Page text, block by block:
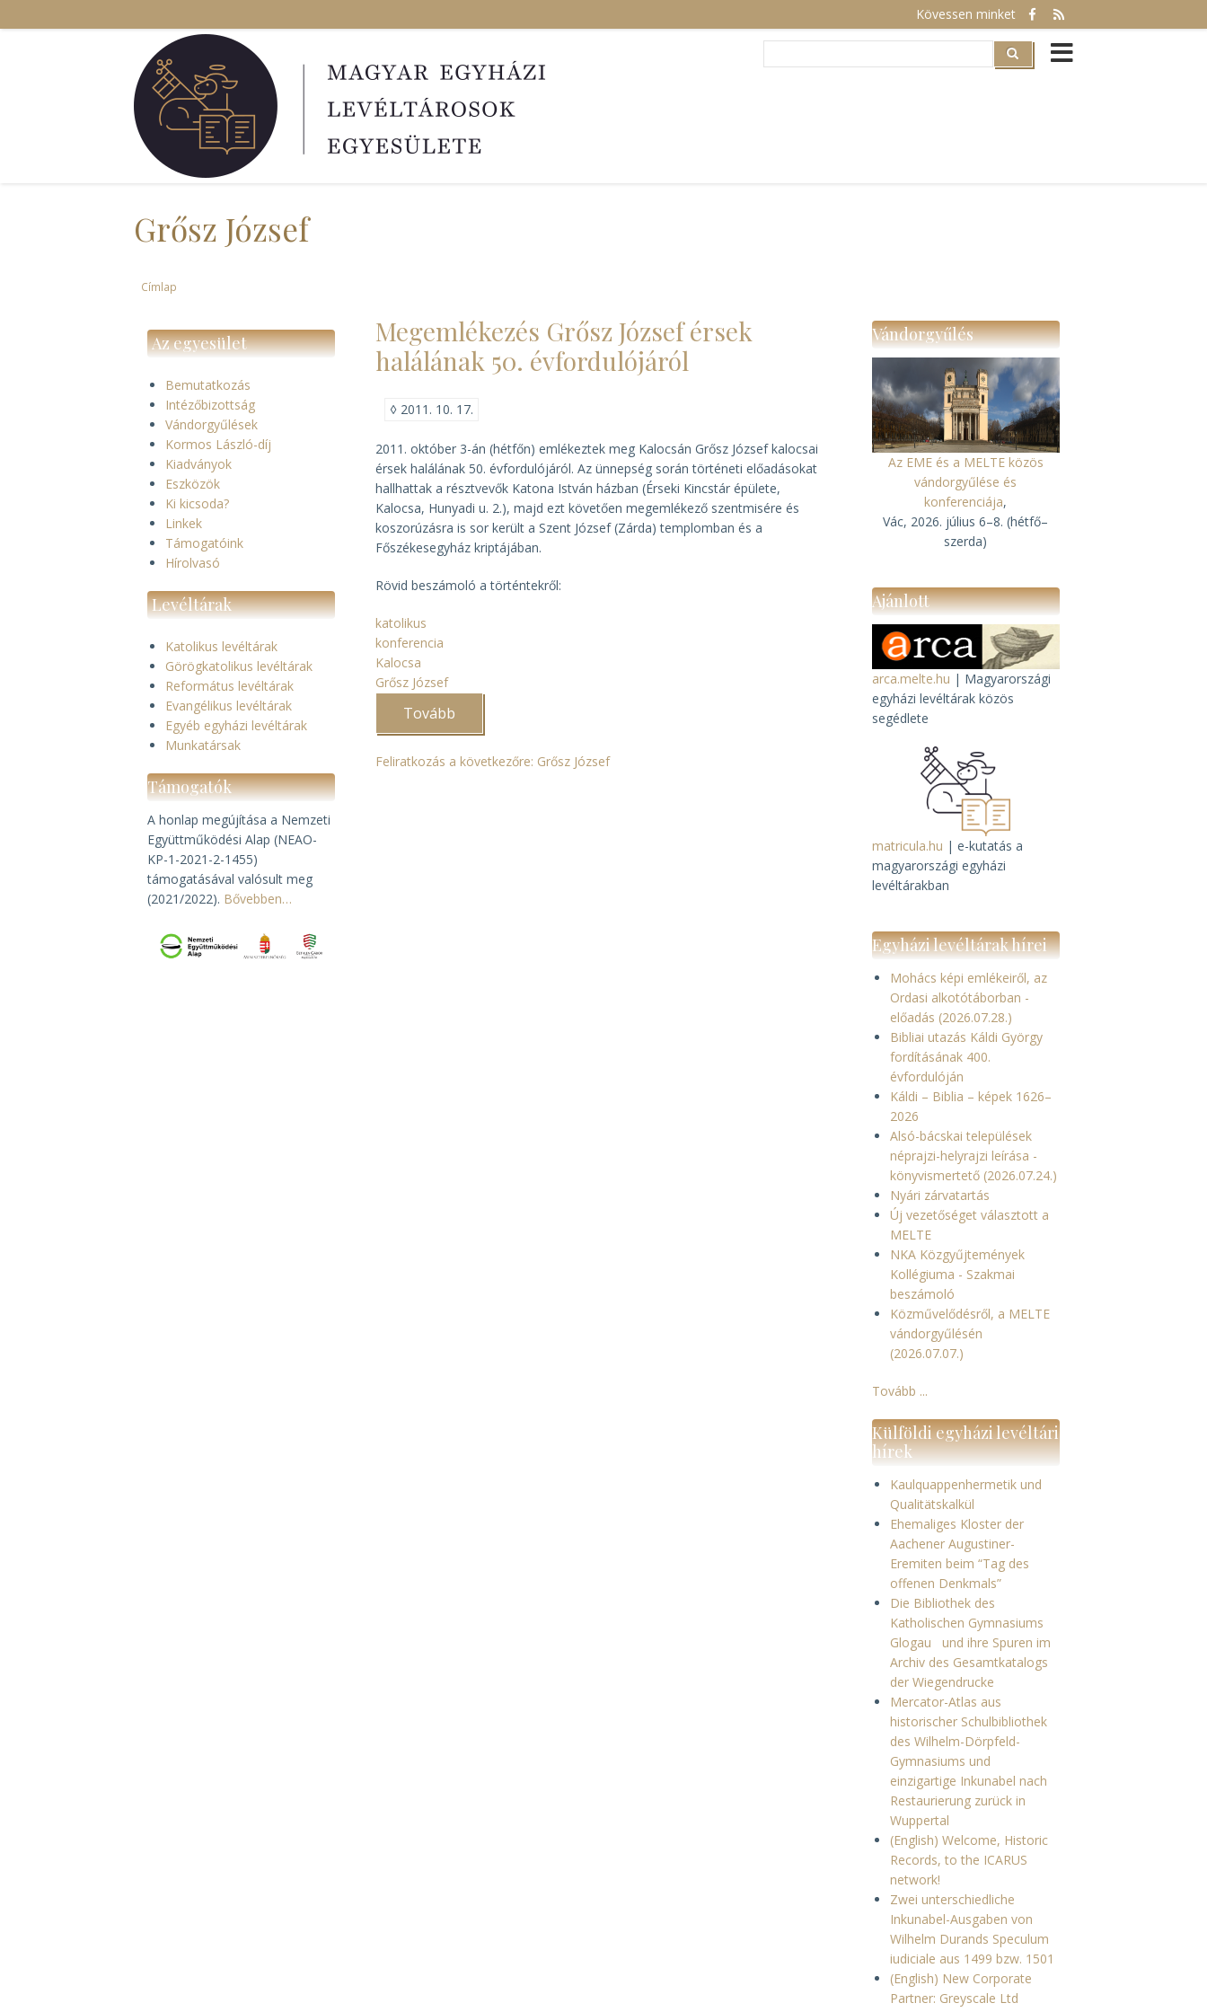
a
Kövessen minket
Search
Grősz József
Morzsa
Címlap
Az egyesület
Bemutatkozás
Intézőbizottság
Vándorgyűlések
Kormos László-díj
Kiadványok
Eszközök
Ki kicsoda?
Linkek
Támogatóink
Hírolvasó
Levéltárak
Katolikus levéltárak
Görögkatolikus levéltárak
Református levéltárak
Evangélikus levéltárak
Egyéb egyházi levéltárak
Munkatársak
Támogatók
A honlap megújítása a Nemzeti
Együttműködési Alap (NEAO-
KP-1-2021-2-1455)
támogatásával valósult meg
(2021/2022). Bővebben…
Megemlékezés Grősz József érsek
halálának 50. évfordulójáról
◊ 2011. 10. 17.
2011. október 3-án (hétfőn) emlékeztek meg Kalocsán Grősz József kalocsai
érsek halálának 50. évfordulójáról. Az ünnepség során történeti előadásokat
hallhattak a résztvevők Katona István házban (Érseki Kincstár épülete,
Kalocsa, Hunyadi u. 2.), majd ezt követően megemlékező szentmisére és
koszorúzásra is sor került a Szent József (Zárda) templomban és a
Főszékesegyház kriptájában.
Rövid beszámoló a történtekről:
katolikus
konferencia
Kalocsa
Grősz József
Tovább
József
érsek
halálának
Feliratkozás a következőre: Grősz József
Vándorgyűlés
Az EME és a MELTE közös
vándorgyűlése és
konferenciája,
Vác, 2026. július 6–8. (hétfő–
szerda)
Ajánlott
arca.melte.hu | Magyarországi
egyházi levéltárak közös
segédlete
matricula.hu | e-kutatás a
magyarországi egyházi
levéltárakban
Egyházi levéltárak hírei
Mohács képi emlékeiről, az
Ordasi alkotótáborban -
előadás (2026.07.28.)
Bibliai utazás Káldi György
fordításának 400.
évfordulóján
Káldi – Biblia – képek 1626–
2026
Alsó-bácskai települések
néprajzi-helyrajzi leírása -
könyvismertető (2026.07.24.)
Nyári zárvatartás
Új vezetőséget választott a
MELTE
NKA Közgyűjtemények
Kollégiuma - Szakmai
beszámoló
Közművelődésről, a MELTE
vándorgyűlésén
(2026.07.07.)
Tovább ...
Külföldi egyházi levéltári
hírek
Kaulquappenhermetik und
Qualitätskalkül
Ehemaliges Kloster der
Aachener Augustiner-
Eremiten beim “Tag des
offenen Denkmals”
Die Bibliothek des
Katholischen Gymnasiums
Glogau und ihre Spuren im
Archiv des Gesamtkatalogs
der Wiegendrucke
Mercator-Atlas aus
historischer Schulbibliothek
des Wilhelm-Dörpfeld-
Gymnasiums und
einzigartige Inkunabel nach
Restaurierung zurück in
Wuppertal
(English) Welcome, Historic
Records, to the ICARUS
network!
Zwei unterschiedliche
Inkunabel-Ausgaben von
Wilhelm Durands Speculum
iudiciale aus 1499 bzw. 1501
(English) New Corporate
Partner: Greyscale Ltd